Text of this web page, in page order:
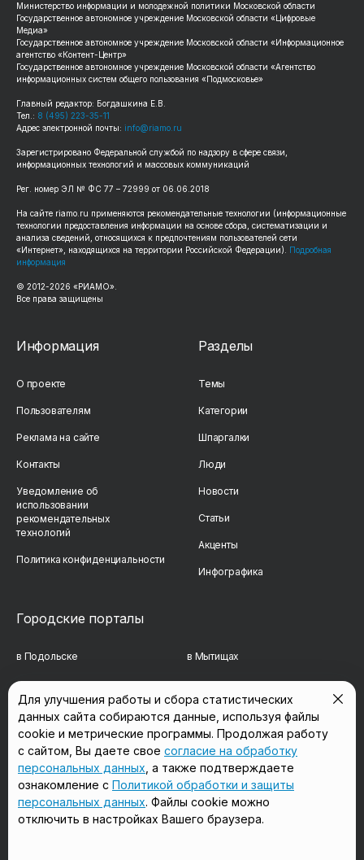
Министерство информации и молодежной политики Московской области
Государственное автономное учреждение Московской области «Цифровые
Медиа»
Государственное автономное учреждение Московской области «Информационное
агентство «Контент-Центр»
Государственное автономное учреждение Московской области «Агентство
информационных систем общего пользования «Подмосковье»
Главный редактор: Богдашкина Е.В.
Тел.: 8 (495) 223-35-11
Адрес электронной почты: info@riamo.ru
Зарегистрировано Федеральной службой по надзору в сфере связи,
информационных технологий и массовых коммуникаций
Рег. номер ЭЛ № ФС 77 – 72999 от 06.06.2018
На сайте riamo.ru применяются рекомендательные технологии (информационные
технологии предоставления информации на основе сбора, систематизации и
анализа сведений, относящихся к предпочтениям пользователей сети
«Интернет», находящихся на территории Российской Федерации). Подробная
информация
© 2012-2026 «РИАМО».
Все права защищены
Информация
О проекте
Пользователям
Реклама на сайте
Контакты
Уведомление об
использовании
рекомендательных
технологий
Политика конфиденциальности
Разделы
Темы
Категории
Шпаргалки
Люди
Новости
Статьи
Акценты
Инфографика
Городские порталы
в Подольске в Мытищах
в Сергиевом Посаде в Люберцах
в Красногорске в Королёве
в Домодедово в Щёлково
Мы в соцсетях
Для улучшения работы и сбора статистических
данных сайта собираются данные, используя файлы
cookie и метрические программы. Продолжая работу
с сайтом, Вы даете свое согласие на обработку
персональных данных , а также подтверждаете
ознакомление с Политикой обработки и защиты
персональных данных. Файлы cookie можно
отключить в настройках Вашего браузера.